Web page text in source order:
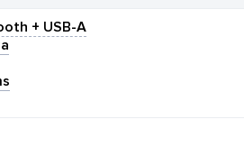
+ USB-A